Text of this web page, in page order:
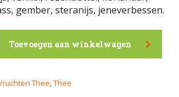
gember, steranijs, jeneverbessen.
Toevoegen aan winkelwagen
Thee,Thee